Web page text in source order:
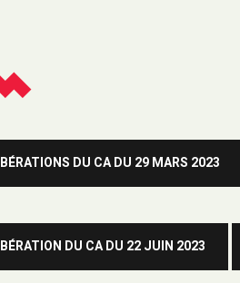
DU CA DU 29 MARS 2023
DU CA DU 22 JUIN 2023